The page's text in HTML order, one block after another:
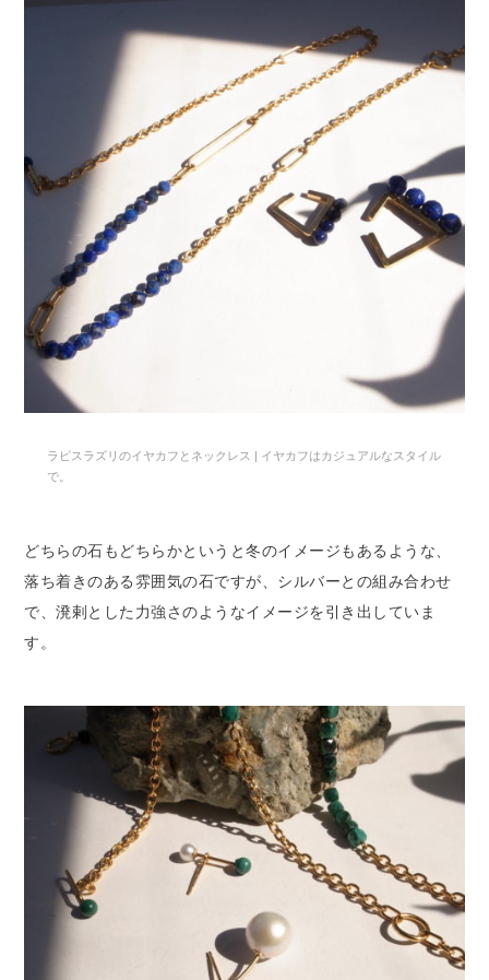
ラピスラズリのイヤカフとネックレス | イヤカフはカジュアルなスタイル
で。
どちらの石もどちらかというと冬のイメージもあるような、
落ち着きのある雰囲気の石ですが、シルバーとの組み合わせ
で、溌剌とした力強さのようなイメージを引き出していま
す。